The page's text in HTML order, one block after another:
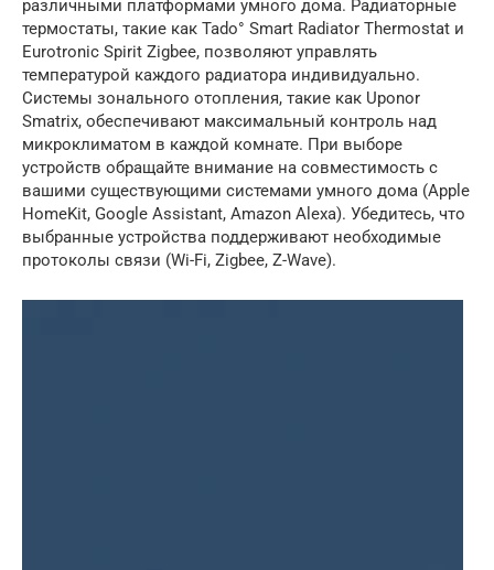
различными платформами умного дома. Радиаторные
термостаты, такие как Tado° Smart Radiator Thermostat и
Eurotronic Spirit Zigbee, позволяют управлять
температурой каждого радиатора индивидуально.
Системы зонального отопления, такие как Uponor
Smatrix, обеспечивают максимальный контроль над
микроклиматом в каждой комнате. При выборе
устройств обращайте внимание на совместимость с
вашими существующими системами умного дома (Apple
HomeKit, Google Assistant, Amazon Alexa). Убедитесь, что
выбранные устройства поддерживают необходимые
протоколы связи (Wi-Fi, Zigbee, Z-Wave).